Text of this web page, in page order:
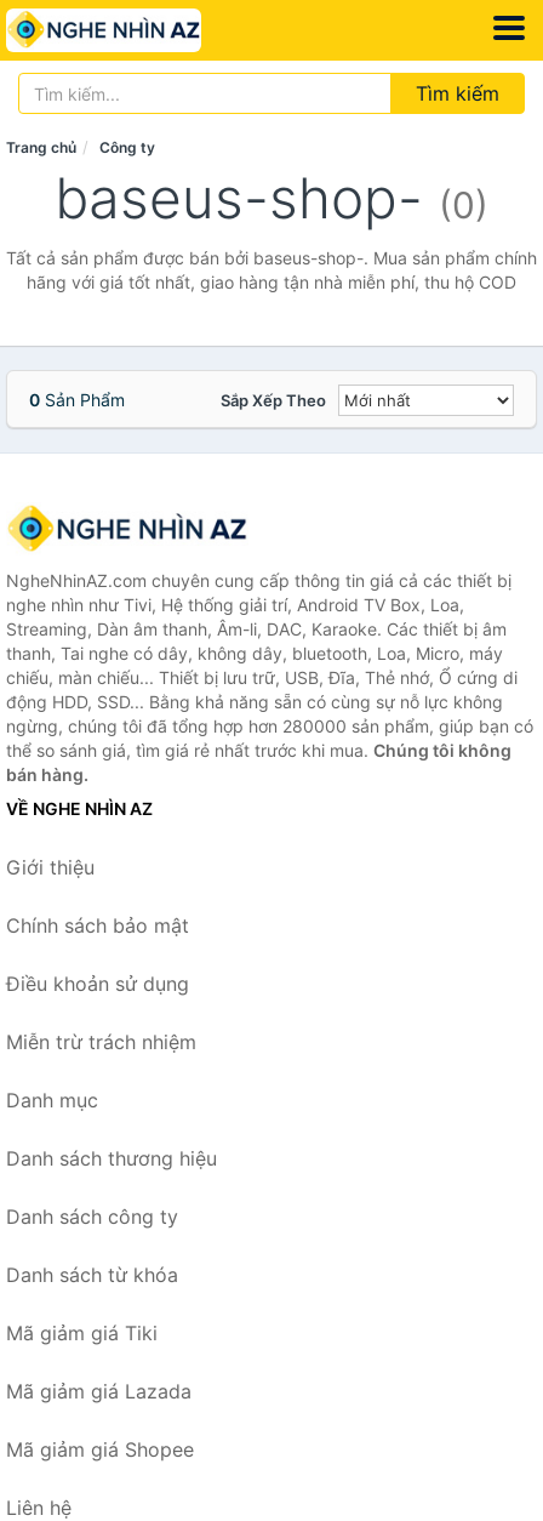
Tìm kiếm
Trang chủ Công ty
baseus-shop- (0)
Tất cả sản phẩm được bán bởi baseus-shop-. Mua sản phẩm chính
hãng với giá tốt nhất, giao hàng tận nhà miễn phí, thu hộ COD
0 Sản Phẩm Sắp Xếp Theo
NgheNhinAZ.com chuyên cung cấp thông tin giá cả các thiết bị
nghe nhìn như Tivi, Hệ thống giải trí, Android TV Box, Loa,
Streaming, Dàn âm thanh, Âm-li, DAC, Karaoke. Các thiết bị âm
thanh, Tai nghe có dây, không dây, bluetooth, Loa, Micro, máy
chiếu, màn chiếu... Thiết bị lưu trữ, USB, Đĩa, Thẻ nhớ, Ổ cứng di
động HDD, SSD... Bằng khả năng sẵn có cùng sự nỗ lực không
ngừng, chúng tôi đã tổng hợp hơn 280000 sản phẩm, giúp bạn có
thể so sánh giá, tìm giá rẻ nhất trước khi mua. Chúng tôi không
bán hàng.
VỀ NGHE NHÌN AZ
Giới thiệu
Chính sách bảo mật
Điều khoản sử dụng
Miễn trừ trách nhiệm
Danh mục
Danh sách thương hiệu
Danh sách công ty
Danh sách từ khóa
Mã giảm giá Tiki
Mã giảm giá Lazada
Mã giảm giá Shopee
Liên hệ